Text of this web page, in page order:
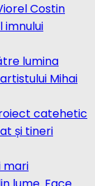
Costin
imnului
lumina
Mihai
catehetic
și tineri
mari